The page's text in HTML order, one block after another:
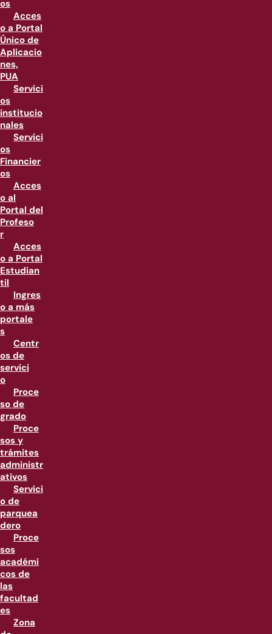
os
Acces
o a Portal
Único de
Aplicacio
nes,
PUA
Servici
os
institucio
nales
Servici
os
Financier
os
Acces
o al
Portal del
Profeso
r
Acces
o a Portal
Estudian
til
Ingres
o a más
portale
s
Centr
os de
servici
o
Proce
so de
grado
Proce
sos y
trámites
administr
ativos
Servici
o de
parquea
dero
Proce
sos
académi
cos de
las
facultad
es
Zona